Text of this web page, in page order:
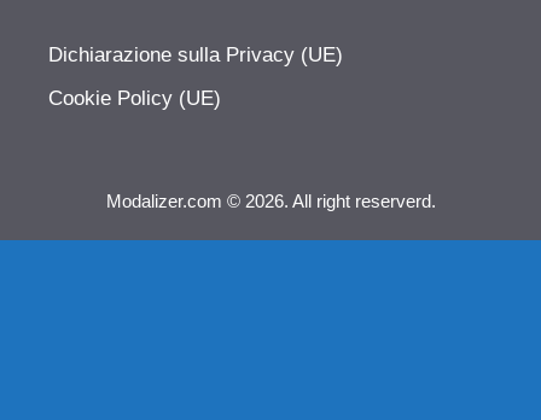
Dichiarazione sulla Privacy (UE)
Cookie Policy (UE)
Modalizer.com © 2026. All right reserverd.